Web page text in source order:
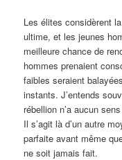
Les élites considèrent
ultime, et les jeunes
meilleure chance de
hommes prenaient
faibles seraient
instants. J’entends
rébellion n’a aucun
Il s’agit là d’un autre
parfaite avant même
ne soit jamais fait.